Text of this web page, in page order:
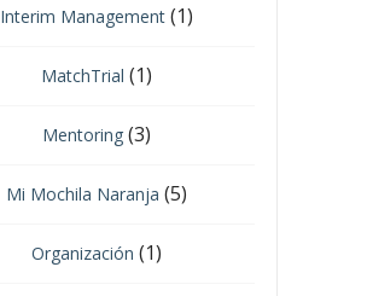
Interim Management (1)
MatchTrial (1)
Mentoring (3)
Mi Mochila Naranja (5)
Organización (1)